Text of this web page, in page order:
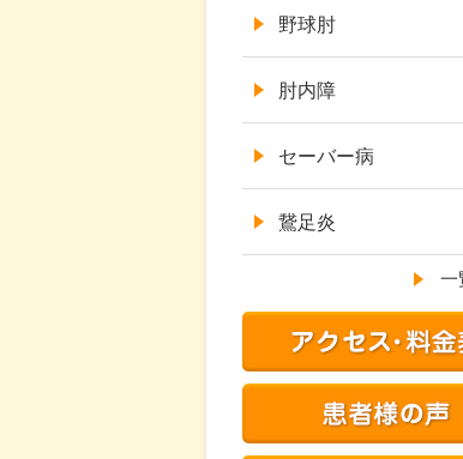
野球肘
肘内障
セーバー病
鵞足炎
一